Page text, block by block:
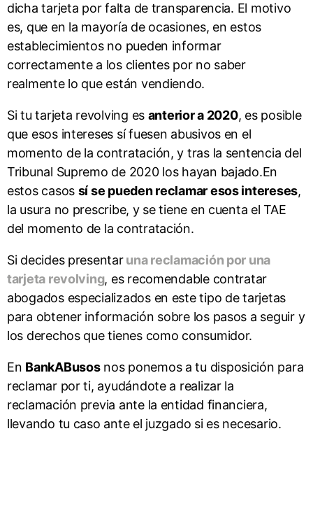
dicha tarjeta por falta de transparencia. El motivo
es, que en la mayoría de ocasiones, en estos
establecimientos no pueden informar
correctamente a los clientes por no saber
realmente lo que están vendiendo.
Si tu tarjeta revolving es anterior a 2020, es posible
que esos intereses sí fuesen abusivos en el
momento de la contratación, y tras la sentencia del
Tribunal Supremo de 2020 los hayan bajado.En
estos casos sí se pueden reclamar esos intereses,
la usura no prescribe, y se tiene en cuenta el TAE
del momento de la contratación.
Si decides presentaruna reclamación por una
tarjeta revolving, es recomendable contratar
abogados especializados en este tipo de tarjetas
para obtener información sobre los pasos a seguir y
los derechos que tienes como consumidor.
En BankABusosnos ponemos a tu disposición para
reclamar por ti, ayudándote a realizar la
reclamación previa ante la entidad financiera,
llevando tu caso ante el juzgado si es necesario.